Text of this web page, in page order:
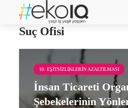
Birleşmiş Milletler
Suç Ofisi
10. EŞITSIZLIKLERIN AZALTILMASI
İnsan Ticareti
Şebekelerinin